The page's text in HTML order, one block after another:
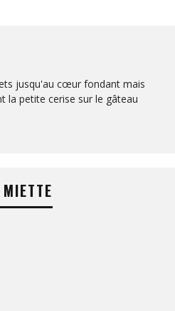
jusqu'au cœur fondant mais
la petite cerise sur le gâteau